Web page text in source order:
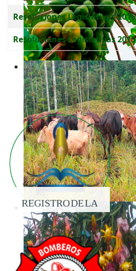
Resoluciones Legislativas 2016
Resoluciones Legislativas 2015
REGISTRO DE LA
PROPIEDAD